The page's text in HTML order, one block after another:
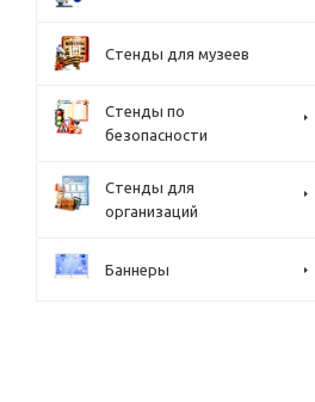
Стенды для музеев
Стенды по
безопасности
Стенды для
организаций
Баннеры